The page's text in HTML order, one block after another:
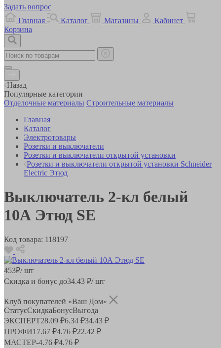
Задать вопрос
Главная
Каталог Магазины
Кабинет
Корзина
Назад
Популярные категории
Отделочные материалы Строительные материалы
Главная
Каталог
Электротовары
Розетки и выключатели
Розетки и выключатели открытой установки
Розетки и выключатели открытой установки Schneider
Electric Этюд
Выключатель 2-кл белый
10А Этюд SE
Код товара: 118197
453₽/ шт
Скидка и бонус до34.43 ₽/ шт
Клуб покупателей «Ваш Дом»
СтатусСкидкаБонусВыгода
ЭКСПЕРТ28.09 ₽6.34 ₽34.43 ₽
ПРОФИ17.67 ₽4.76 ₽22.42 ₽
МАСТЕР-4.76 ₽4.76 ₽